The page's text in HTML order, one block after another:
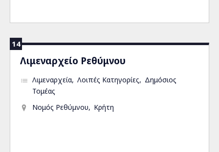
14
Λιμεναρχείο Ρεθύμνου
Λιμεναρχεία Λοιπές Κατηγορίες
Δημόσιος
Τομέας
Νομός Ρεθύμνου
Κρήτη